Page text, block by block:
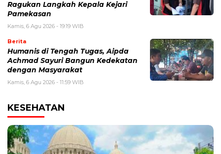
Ragukan Langkah Kepala Kejari
Pamekasan
Kamis, 6 Agu 2026 - 19:19 WIB
Berita
Humanis di Tengah Tugas, Aipda
Achmad Sayuri Bangun Kedekatan
dengan Masyarakat
Kamis, 6 Agu 2026 - 11:59 WIB
KESEHATAN